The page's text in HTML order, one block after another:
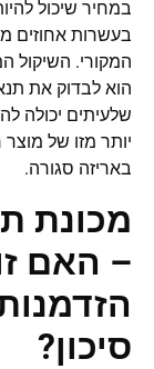
במחיר שיכול
בעשרות אחוזים
המקורי. השיקול
הוא לבדוק את
שלעיתים יכולה
יותר מזו של
באריזה סגורה.
מכונת
– האם
סיכון?